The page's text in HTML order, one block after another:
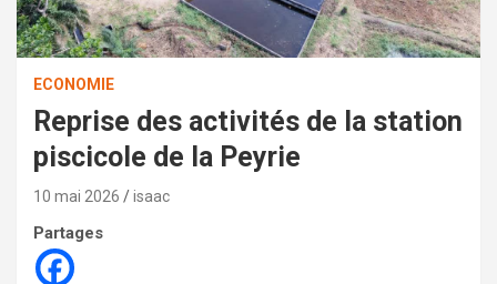
ECONOMIE
Reprise des activités de la station
piscicole de la Peyrie
10 mai 2026 isaac
Partages